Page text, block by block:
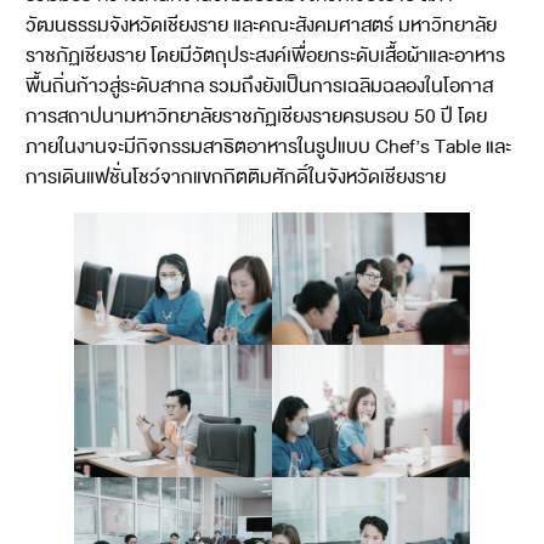
วัฒนธรรมจังหวัดเชียงราย และคณะสังคมศาสตร์ มหาวิทยาลัย
ราชภัฏเชียงราย โดยมีวัตถุประสงค์เพื่อยกระดับเสื้อผ้าและอาหาร
พื้นถิ่นก้าวสู่ระดับสากล รวมถึงยังเป็นการเฉลิมฉลองในโอกาส
การสถาปนามหาวิทยาลัยราชภัฏเชียงรายครบรอบ 50 ปี โดย
ภายในงานจะมีกิจกรรมสาธิตอาหารในรูปแบบ Chef’s Table และ
การเดินแฟชั่นโชว์จากแขกกิตติมศักดิ์ในจังหวัดเชียงราย